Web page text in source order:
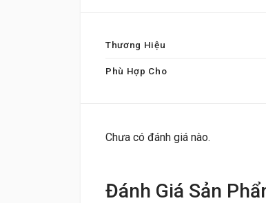
Thương Hiệu
Phù Hợp Cho
Chưa có đánh giá nào.
Đánh Giá Sản